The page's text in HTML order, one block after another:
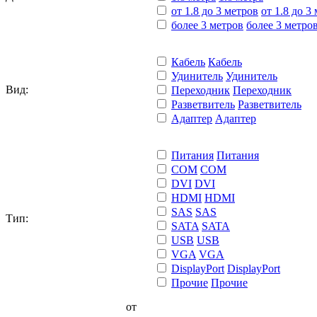
от 1.8 до 3 метров от 1.8 до 3
более 3 метров более 3 метров
Вид:
Кабель Кабель
Удинитель Удинитель
Переходник Переходник
Разветвитель Разветвитель
Адаптер Адаптер
Тип:
Питания Питания
COM COM
DVI DVI
HDMI HDMI
SAS SAS
SATA SATA
USB USB
VGA VGA
DisplayPort DisplayPort
Прочие Прочие
от